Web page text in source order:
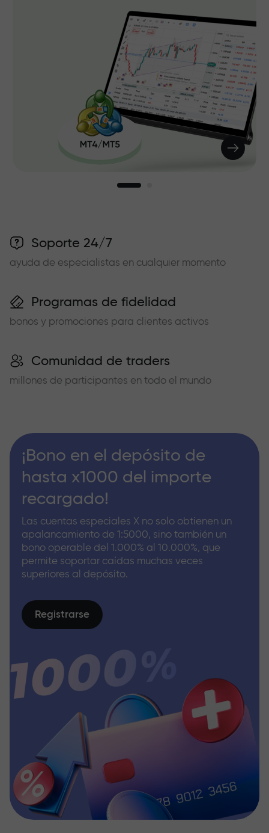
Soporte 24/7
ayuda de especialistas en cualquier momento
Programas de fidelidad
bonos y promociones para clientes activos
Comunidad de traders
millones de participantes en todo el mundo
¡Bono en el depósito de
hasta x1000 del importe
recargado!
Las cuentas especiales X no solo obtienen un
apalancamiento de 1:5000, sino también un
bono operable del 1.000% al 10.000%, que
permite soportar caídas muchas veces
superiores al depósito.
Registrarse